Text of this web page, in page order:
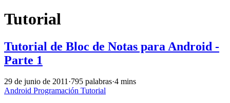
Tutorial
Tutorial de Bloc de Notas para Android -
Parte 1
29 de junio de 2011·795 palabras·4 mins
Android Programación Tutorial